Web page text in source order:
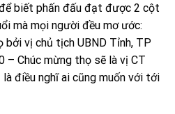
biết phấn đấu đạt được 2 cột
mà mọi người đều mơ ước:
vị chủ tịch UBND Tỉnh, TP
– Chúc mừng thọ sẽ là vị CT
điều nghĩ ai cũng muốn với tới